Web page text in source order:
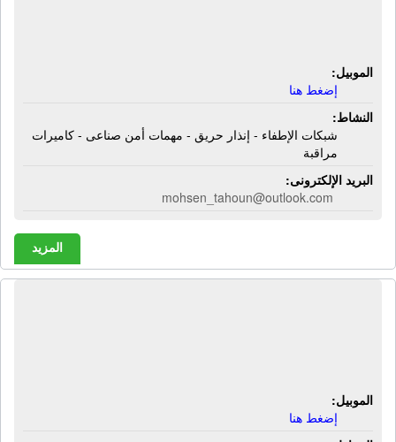
الموبيل:
إضغط هنا
النشاط:
شبكات الإطفاء - إنذار حريق - مهمات أمن صناعى - كاميرات
مراقبة
البريد الإلكترونى:
mohsen_tahoun@outlook.com
المزيد
الموبيل:
إضغط هنا